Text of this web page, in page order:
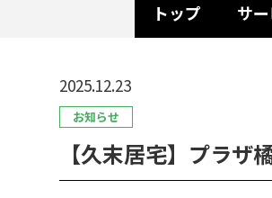
トップ サ
2025.12.23
お知らせ
【久末居宅】プラザ